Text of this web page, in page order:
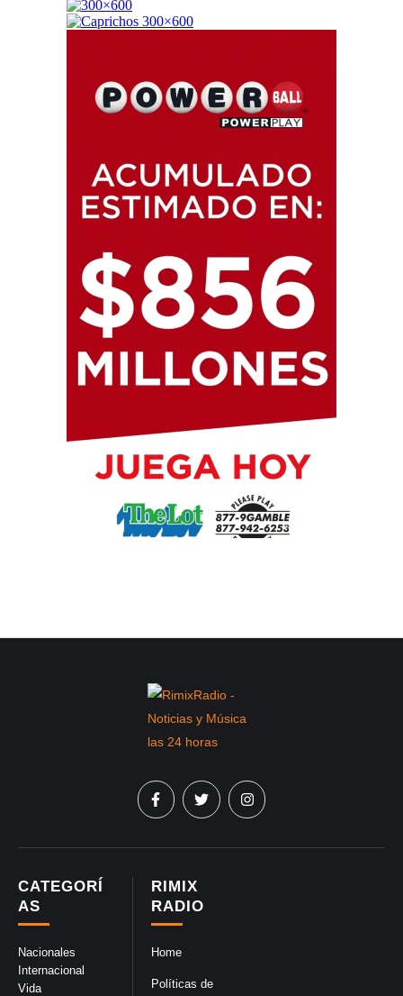
RIMIX
RADIO
Home
Políticas de
CATEGORÍ
AS
Nacionales
Internacional
Vida